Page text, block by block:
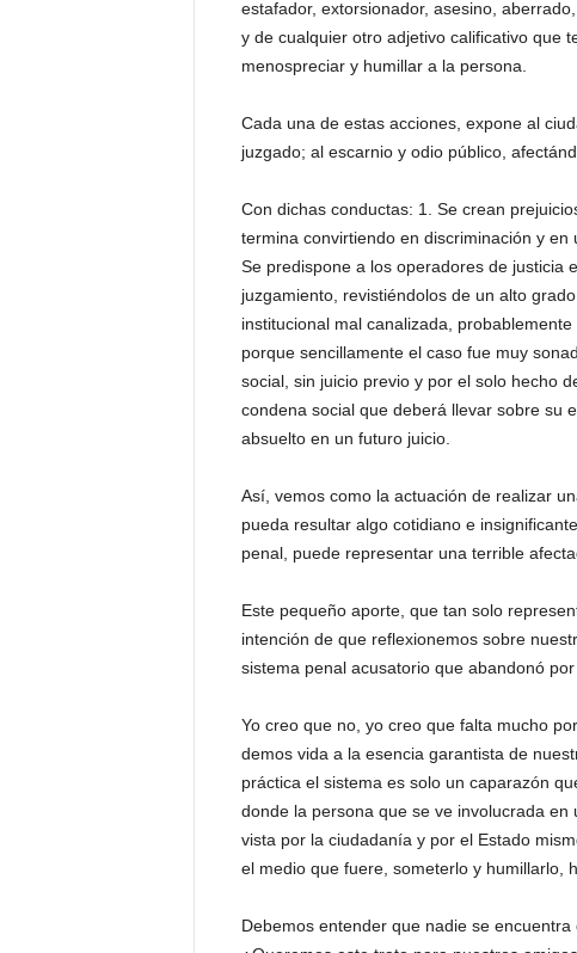
estafador, extorsionador, asesino,
y de cualquier otro adjetivo calificativo que
menospreciar y humillar a la persona.
Cada una de estas acciones, expone al
juzgado; al escarnio y odio público,
Con dichas conductas: 1. Se crean
termina convirtiendo en discriminación y en
Se predispone a los operadores de justicia
juzgamiento, revistiéndolos de un alto
institucional mal canalizada,
porque sencillamente el caso fue muy
social, sin juicio previo y por el solo hecho
condena social que deberá llevar sobre su
absuelto en un futuro juicio.
Así, vemos como la actuación de realizar
pueda resultar algo cotidiano e
penal, puede representar una terrible
Este pequeño aporte, que tan solo
intención de que reflexionemos sobre
sistema penal acusatorio que abandonó
Yo creo que no, yo creo que falta mucho
demos vida a la esencia garantista de
práctica el sistema es solo un caparazón
donde la persona que se ve involucrada
vista por la ciudadanía y por el Estado
el medio que fuere, someterlo y humillarlo,
Debemos entender que nadie se